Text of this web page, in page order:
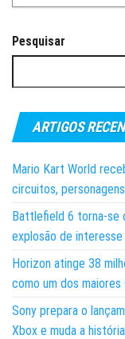
Pesquisar
ARTIGOS
Mario Kart World
circuitos,
Battlefield 6 torna-se
explosão de
Horizon atinge 38
como um dos
Sony prepara o
Xbox e muda a